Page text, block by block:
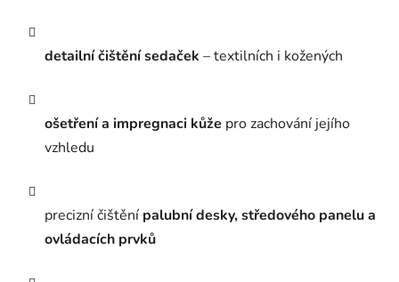
detailní čištění sedaček – textilních i kožených
ošetření a impregnaci kůže pro zachování jejího
vzhledu
precizní čištění palubní desky, středového panelu a
ovládacích prvků